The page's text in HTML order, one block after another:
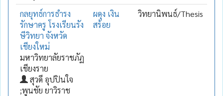
กลยุทธ์การธำรง
รักษาครู โรงเรียนรัง
ษีวิทยา จังหวัด
เชียงใหม่
มหาวิทยาลัยราชภัฏ
เชียงราย
สุวดี อุปปินใจ
;พูนชัย ยาวิราช
ผดุง เงิน
สร้อย
วิทยานิพนธ์/Thesis